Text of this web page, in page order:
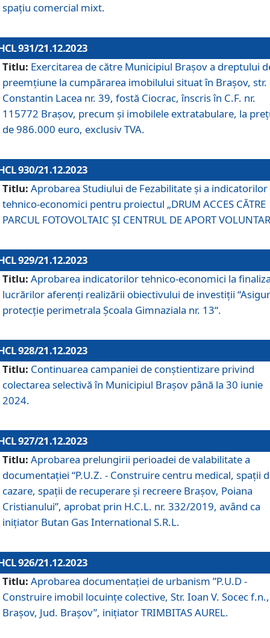
spațiu comercial mixt.
931/21.12.2023
Titlu: Exercitarea de către Municipiul Brașov a dreptului
preemțiune la cumpărarea imobilului situat în Brașov, str.
Constantin Lacea nr. 39, fostă Ciocrac, înscris în C.F. nr.
115772 Brașov, precum și imobilele extratabulare, la
de 986.000 euro, exclusiv TVA.
930/21.12.2023
Titlu: Aprobarea Studiului de Fezabilitate și a indicatorilor
tehnico-economici pentru proiectul „DRUM ACCES CĂTRE
PARCUL FOTOVOLTAIC ȘI CENTRUL DE APORT
929/21.12.2023
Titlu: Aprobarea indicatorilor tehnico-economici la
lucrărilor aferenți realizării obiectivului de investiții
protecție perimetrala Școala Gimnaziala nr. 13“.
928/21.12.2023
Titlu: Continuarea campaniei de conștientizare privind
colectarea selectivă în Municipiul Braşov până la 30 iunie
2024.
927/21.12.2023
Titlu: Aprobarea prelungirii perioadei de valabilitate a
documentaţiei “P.U.Z. - Construire centru medical, spații
cazare, spații de recuperare și recreere Brașov, Poiana
Cristianului”, aprobat prin H.C.L. nr. 332/2019, având ca
inițiator Butan Gas International S.R.L.
926/21.12.2023
Titlu: Aprobarea documentaţiei de urbanism ”P.U.D -
Construire imobil locuințe colective, Str. Ioan V. Socec f.n.,
Brașov, Jud. Brașov”, inițiator TRIMBITAS AUREL.